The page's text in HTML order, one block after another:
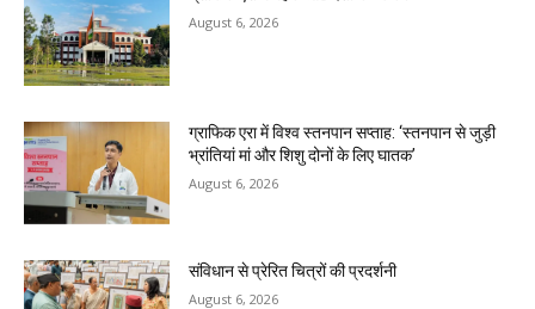
August 6, 2026
ग्राफिक एरा में विश्व स्तनपान सप्ताह: ‘स्तनपान से जुड़ी
भ्रांतियां मां और शिशु दोनों के लिए घातक’
August 6, 2026
संविधान से प्रेरित चित्रों की प्रदर्शनी
August 6, 2026